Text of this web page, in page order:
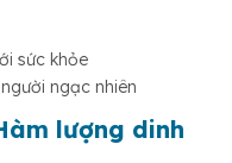
sức khỏe
ngạc nhiên
lượng dinh